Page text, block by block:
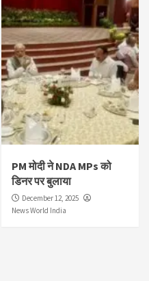
PM मोदी ने NDA MPs को
डिनर पर बुलाया
December 12, 2025
News World India